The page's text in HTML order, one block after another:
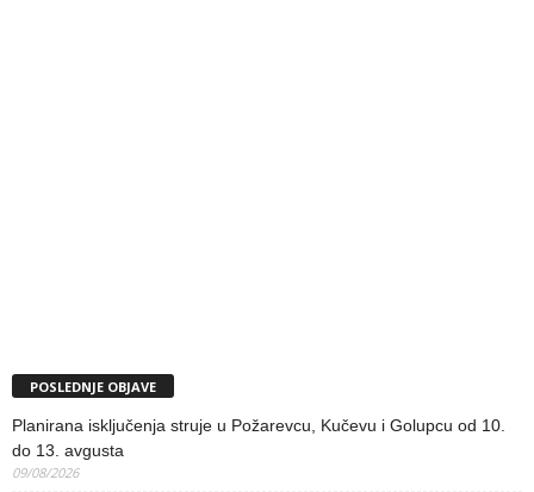
POSLEDNJE OBJAVE
Planirana isključenja struje u Požarevcu, Kučevu i Golupcu od 10.
do 13. avgusta
09/08/2026